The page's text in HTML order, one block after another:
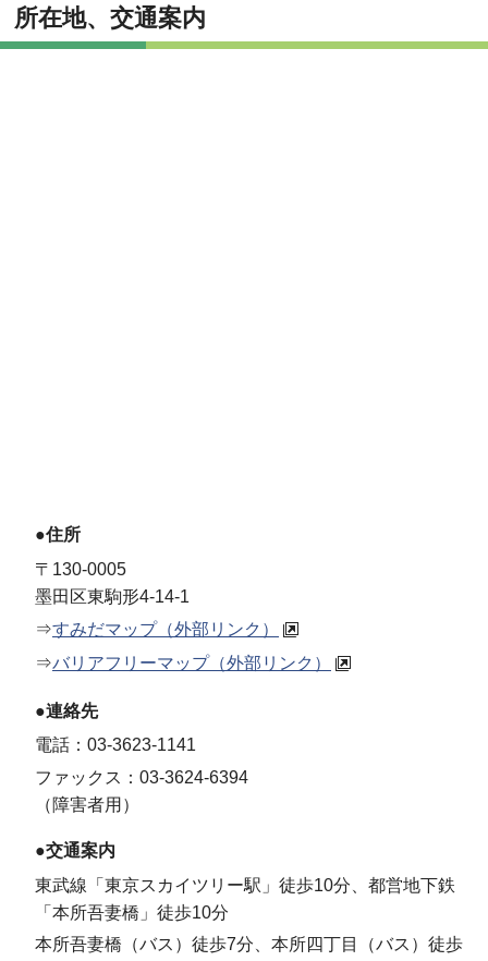
所在地、交通案内
●住所
〒130-0005
墨田区東駒形4-14-1
⇒すみだマップ（外部リンク）
⇒バリアフリーマップ（外部リンク）
●連絡先
電話：03-3623-1141
ファックス：03-3624-6394
（障害者用）
●交通案内
東武線「東京スカイツリー駅」徒歩10分、都営地下鉄
「本所吾妻橋」徒歩10分
本所吾妻橋（バス）徒歩7分、本所四丁目（バス）徒歩